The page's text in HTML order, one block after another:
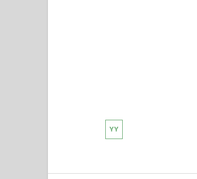
YY